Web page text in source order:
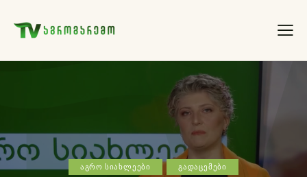
ᲐᲒᲠᲝ ᲡᲘᲐᲮᲚᲔᲔᲑᲘ ᲒᲐᲓᲐᲪᲔᲛᲔᲑᲘ